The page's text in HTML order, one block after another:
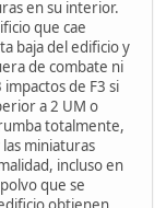
en su interior.
que cae
baja del edificio y
de combate ni
de F3 si
a 2 UM o
totalmente,
miniaturas
incluso en
que se